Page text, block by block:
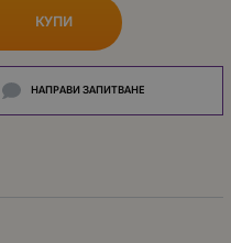
КУПИ
НАПРАВИ ЗАПИТВАНЕ